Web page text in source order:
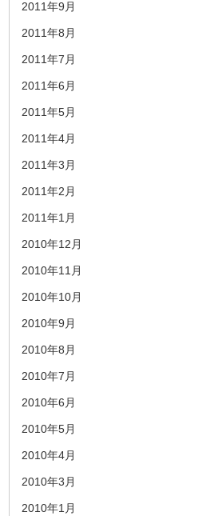
2011年9月
2011年8月
2011年7月
2011年6月
2011年5月
2011年4月
2011年3月
2011年2月
2011年1月
2010年12月
2010年11月
2010年10月
2010年9月
2010年8月
2010年7月
2010年6月
2010年5月
2010年4月
2010年3月
2010年1月